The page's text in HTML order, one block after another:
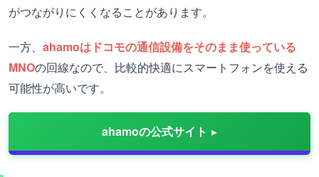
がつながりにくくなることがあります。
一方、 ahamoはドコモの通信設備をそのまま使っている
MNOの回線なので、比較的快適にスマートフォンを使える
可能性が高いです。
ahamoの公式サイト